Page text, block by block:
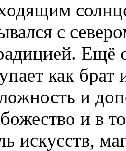
с
как брат
и
и в
искусств,